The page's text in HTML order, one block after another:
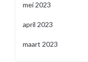
mei 2023
april 2023
maart 2023